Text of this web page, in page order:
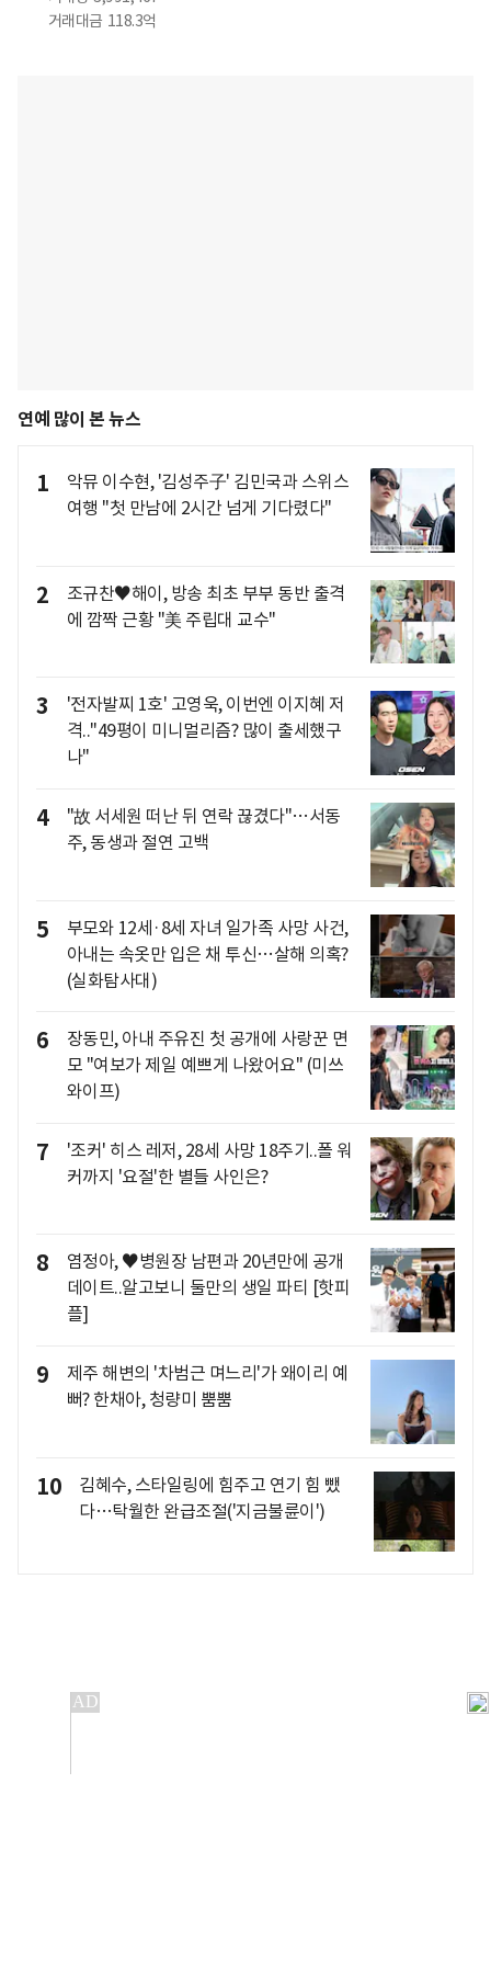
거래대금 118.3억
연예 많이 본 뉴스
1
악뮤 이수현, '김성주子' 김민국과 스위스
여행 "첫 만남에 2시간 넘게 기다렸다"
2
조규찬♥해이, 방송 최초 부부 동반 출격
에 깜짝 근황 "美 주립대 교수"
3
'전자발찌 1호' 고영욱, 이번엔 이지혜 저
격.."49평이 미니멀리즘? 많이 출세했구
나"
4
"故 서세원 떠난 뒤 연락 끊겼다"…서동
주, 동생과 절연 고백
5
부모와 12세·8세 자녀 일가족 사망 사건,
아내는 속옷만 입은 채 투신…살해 의혹?
(실화탐사대)
6
장동민, 아내 주유진 첫 공개에 사랑꾼 면
모 "여보가 제일 예쁘게 나왔어요" (미쓰
와이프)
7
'조커' 히스 레저, 28세 사망 18주기..폴 워
커까지 '요절'한 별들 사인은?
8
염정아, ♥병원장 남편과 20년만에 공개
데이트..알고보니 둘만의 생일 파티 [핫피
플]
9
제주 해변의 '차범근 며느리'가 왜이리 예
뻐? 한채아, 청량미 뿜뿜
10
김혜수, 스타일링에 힘주고 연기 힘 뺐
다…탁월한 완급조절('지금불륜이')